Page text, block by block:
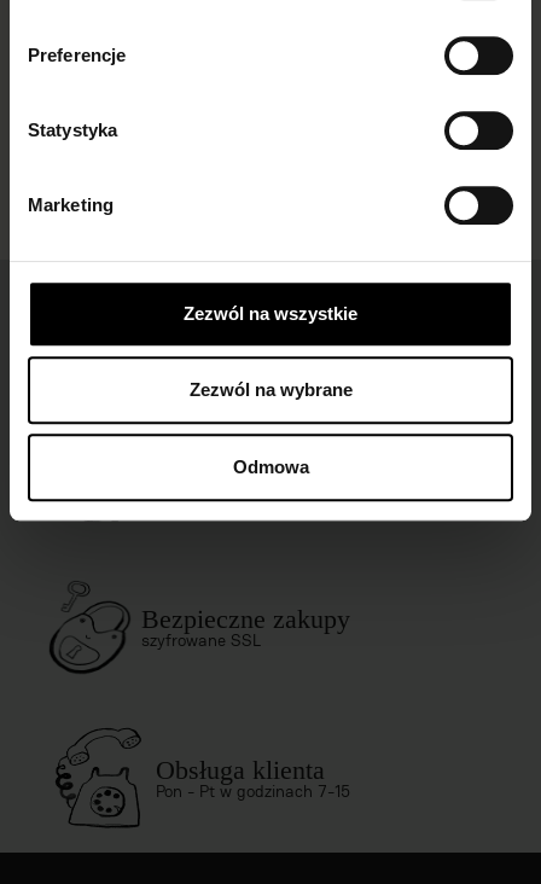
Preferencje
Statystyka
Marketing
Zezwól na wszystkie
Zezwól na wybrane
Odmowa
Łatwe zwroty
Darmowa dostawa
Bezpieczne zakupy
szyfrowane SSL
Obsługa klienta
Pon - Pt w godzinach 7-15